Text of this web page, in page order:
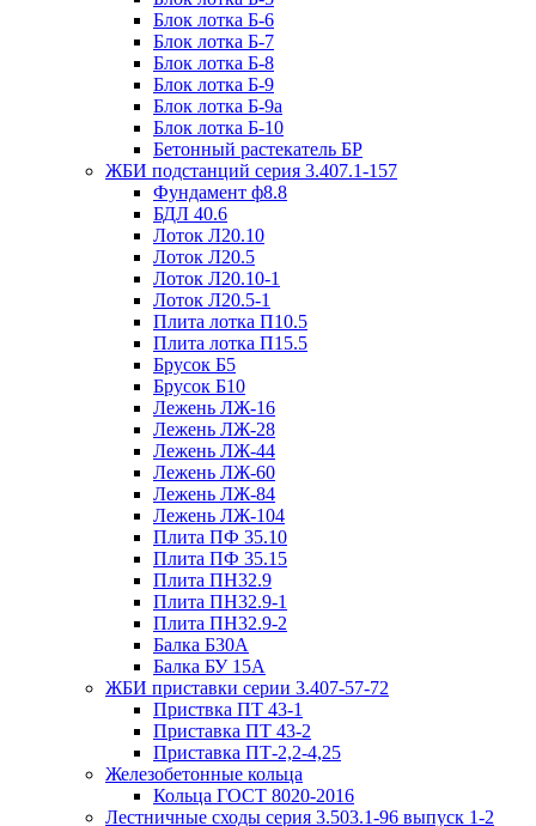
Блок лотка Б-6
Блок лотка Б-7
Блок лотка Б-8
Блок лотка Б-9
Блок лотка Б-9а
Блок лотка Б-10
Бетонный растекатель БР
ЖБИ подстанций серия 3.407.1-157
Фундамент ф8.8
БДЛ 40.6
Лоток Л20.10
Лоток Л20.5
Лоток Л20.10-1
Лоток Л20.5-1
Плита лотка П10.5
Плита лотка П15.5
Брусок Б5
Брусок Б10
Лежень ЛЖ-16
Лежень ЛЖ-28
Лежень ЛЖ-44
Лежень ЛЖ-60
Лежень ЛЖ-84
Лежень ЛЖ-104
Плита ПФ 35.10
Плита ПФ 35.15
Плита ПН32.9
Плита ПН32.9-1
Плита ПН32.9-2
Балка Б30А
Балка БУ 15А
ЖБИ приставки серии 3.407-57-72
Приствка ПТ 43-1
Приставка ПТ 43-2
Приставка ПТ-2,2-4,25
Железобетонные кольца
Кольца ГОСТ 8020-2016
Лестничные сходы серия 3.503.1-96 выпуск 1-2